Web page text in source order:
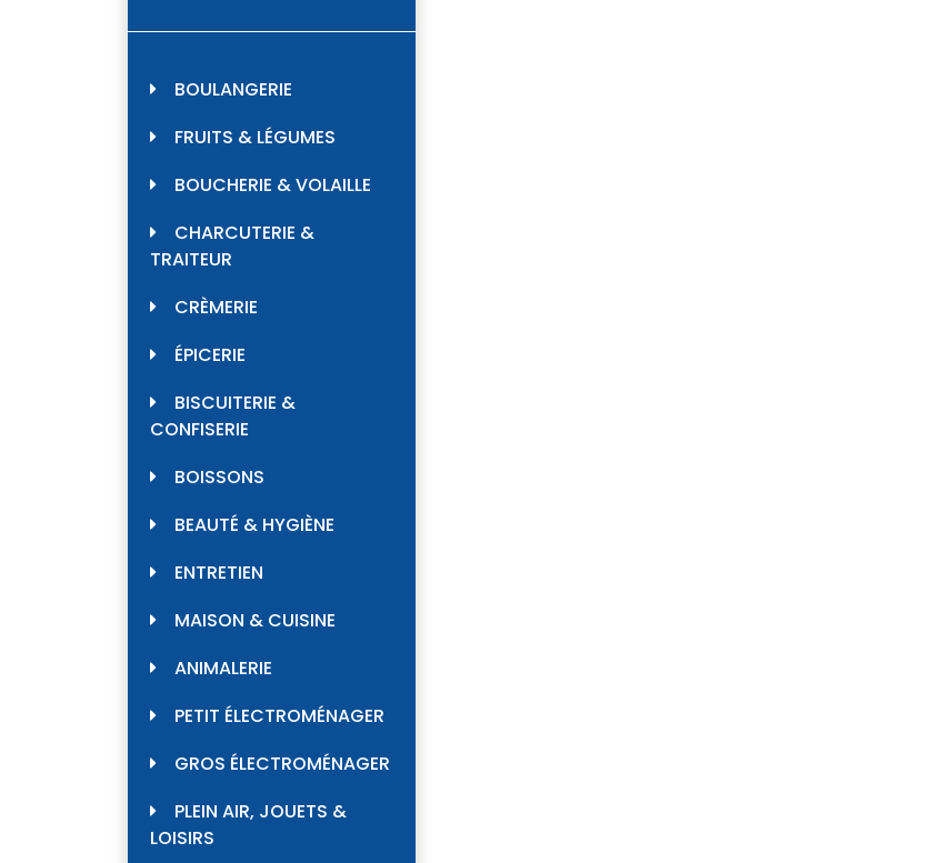
BOULANGERIE
FRUITS & LÉGUMES
BOUCHERIE & VOLAILLE
CHARCUTERIE &
TRAITEUR
CRÈMERIE
ÉPICERIE
BISCUITERIE &
CONFISERIE
BOISSONS
BEAUTÉ & HYGIÈNE
ENTRETIEN
MAISON & CUISINE
ANIMALERIE
PETIT ÉLECTROMÉNAGER
GROS ÉLECTROMÉNAGER
PLEIN AIR, JOUETS &
LOISIRS